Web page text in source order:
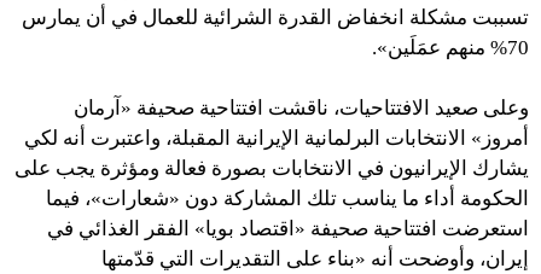
تسببت مشكلة انخفاض القدرة الشرائية للعمال في أن يمارس
70% منهم عمَلَين».
وعلى صعيد الافتتاحيات، ناقشت افتتاحية صحيفة «آرمان
أمروز» الانتخابات البرلمانية الإيرانية المقبلة، واعتبرت أنه لكي
يشارك الإيرانيون في الانتخابات بصورة فعالة ومؤثرة يجب على
الحكومة أداء ما يناسب تلك المشاركة دون «شعارات»، فيما
استعرضت افتتاحية صحيفة «اقتصاد بويا» الفقر الغذائي في
إيران، وأوضحت أنه «بناء على التقديرات التي قدّمتها